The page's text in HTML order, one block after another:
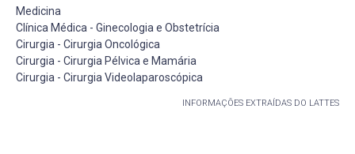
Medicina
Clínica Médica - Ginecologia e Obstetrícia
Cirurgia - Cirurgia Oncológica
Cirurgia - Cirurgia Pélvica e Mamária
Cirurgia - Cirurgia Videolaparoscópica
INFORMAÇÕES EXTRAÍDAS DO LATTES